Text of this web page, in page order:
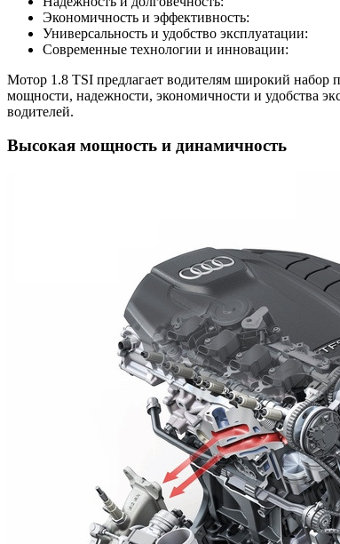
Экономичность и эффективность:
Универсальность и удобство эксплуатации:
Современные технологии и инновации:
Мотор 1.8 TSI предлагает водителям широкий набор
мощности, надежности, экономичности и удобства
водителей.
Высокая мощность и динамичность